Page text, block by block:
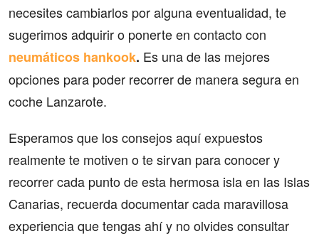
necesites cambiarlos por alguna eventualidad, te
sugerimos adquirir o ponerte en contacto con
neumáticos hankook. Es una de las mejores
opciones para poder recorrer de manera segura en
coche Lanzarote.
Esperamos que los consejos aquí expuestos
realmente te motiven o te sirvan para conocer y
recorrer cada punto de esta hermosa isla en las Islas
Canarias, recuerda documentar cada maravillosa
experiencia que tengas ahí y no olvides consultar